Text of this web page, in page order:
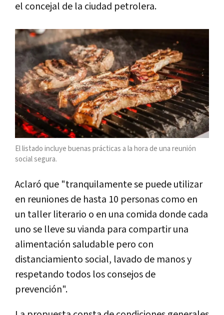
el concejal de la ciudad petrolera.
El listado incluye buenas prácticas a la hora de una reunión
social segura.
Aclaró que "tranquilamente se puede utilizar
en reuniones de hasta 10 personas como en
un taller literario o en una comida donde cada
uno se lleve su vianda para compartir una
alimentación saludable pero con
distanciamiento social, lavado de manos y
respetando todos los consejos de
prevención".